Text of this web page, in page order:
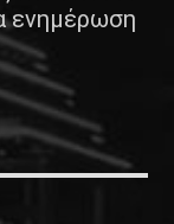
ενημέρωση